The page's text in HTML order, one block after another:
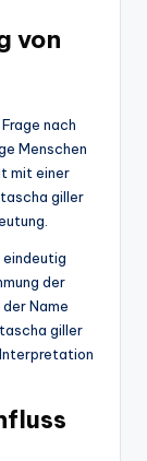
von
nach
Menschen
mit einer
giller
der
Name
giller
Interpretation